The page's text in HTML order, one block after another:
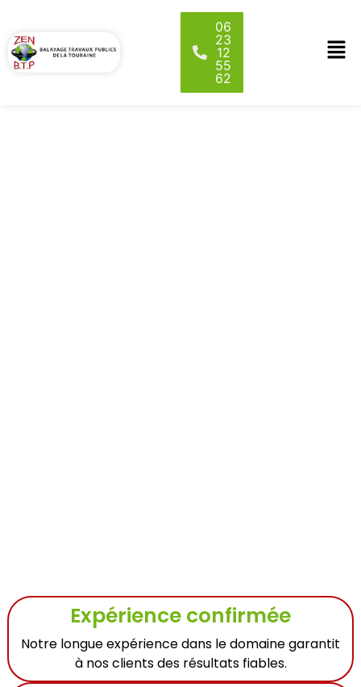
06
23
12
55
62
Expérience confirmée
Notre longue expérience dans le domaine garantit
à nos clients des résultats fiables.